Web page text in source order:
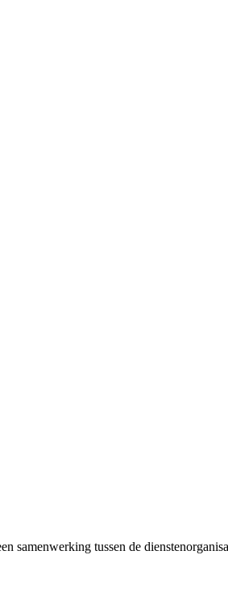
samenwerking tussen de